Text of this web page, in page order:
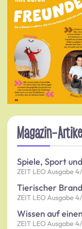
Magazin-
Spiele, Sport
ZEIT LEO Ausgabe
Tierischer
ZEIT LEO Ausgabe
Wissen auf
ZEIT LEO Ausgabe